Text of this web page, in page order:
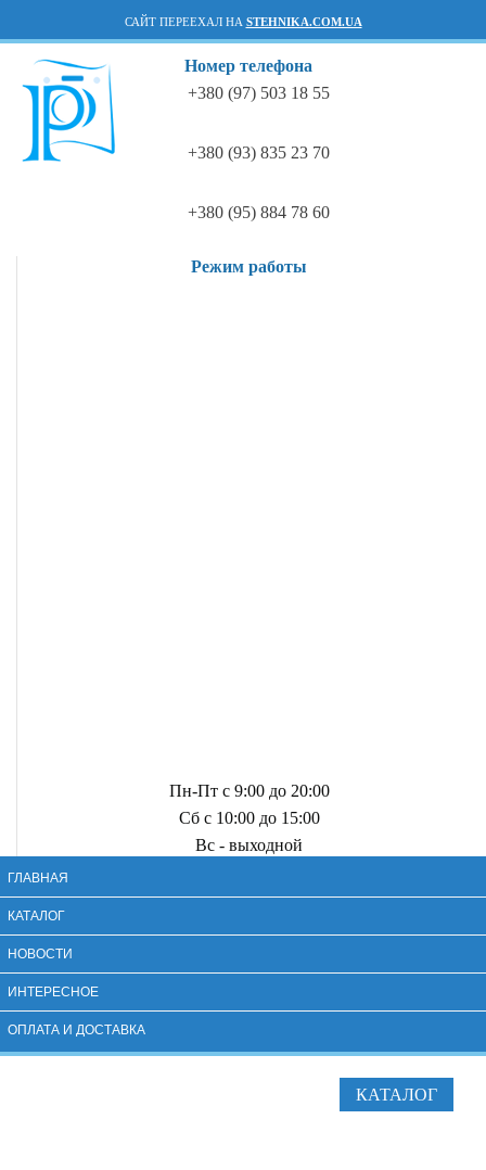
Номер телефона
+380 (97) 503 18 55
+380 (93) 835 23 70
+380 (95) 884 78 60
Режим работы
Пн-Пт с 9:00 до 20:00
Сб с 10:00 до 15:00
Вс - выходной
ГЛАВНАЯ
КАТАЛОГ
НОВОСТИ
ИНТЕРЕСНОЕ
ОПЛАТА И ДОСТАВКА
КАТАЛОГ
САЙТ ПЕРЕЕХАЛ НА STEHNIKA.COM.UA